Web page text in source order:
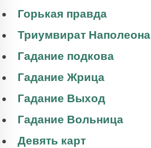
Горькая правда
Триумвират Наполеона
Гадание подкова
Гадание Жрица
Гадание Выход
Гадание Вольница
Девять карт